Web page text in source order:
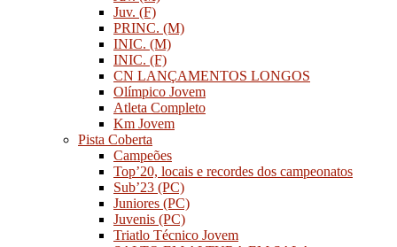
Juv. (F)
PRINC. (M)
INIC. (M)
INIC. (F)
CN LANÇAMENTOS LONGOS
Olímpico Jovem
Atleta Completo
Km Jovem
Pista Coberta
Campeões
Top’20, locais e recordes dos campeonatos
Sub’23 (PC)
Juniores (PC)
Juvenis (PC)
Triatlo Técnico Jovem